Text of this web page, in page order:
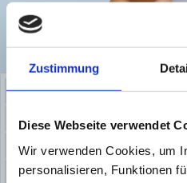
Zustimmung
Diese Webseite verwendet
Wir verwenden Cookies, um
personalisieren, Funktionen
STARTSEITE
PERMAMENT MAKE-UP
LONG-TIME-LINER ®
ENTFERNUNG VON